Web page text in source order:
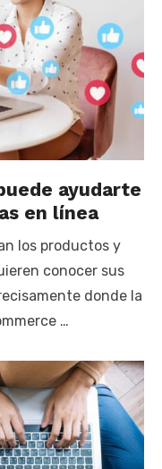
ayudarte
en línea
los productos y
conocer sus
donde la
…